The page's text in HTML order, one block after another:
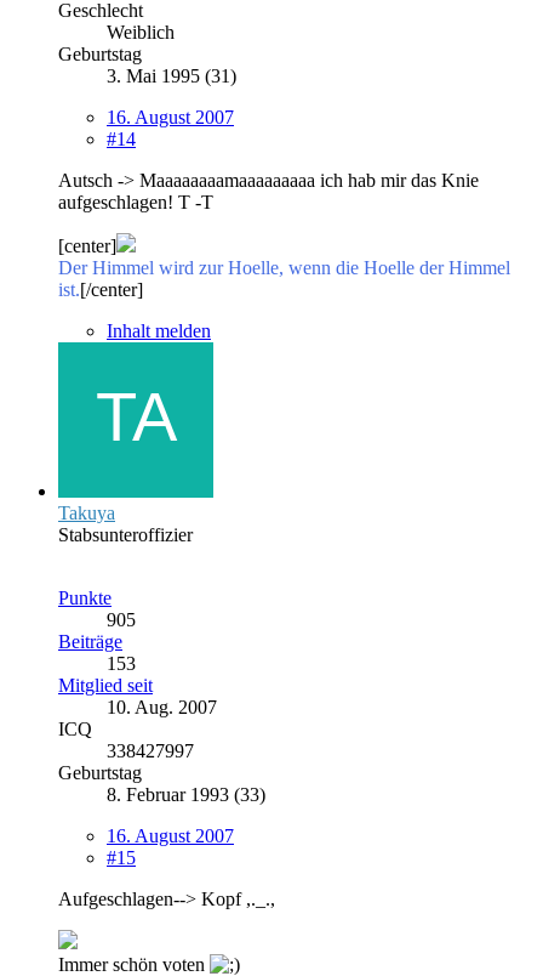
Geschlecht
Weiblich
Geburtstag
3. Mai 1995 (31)
16. August 2007
#14
Autsch -> Maaaaaaaamaaaaaaaaa ich hab mir das Knie
aufgeschlagen! T -T
[center]
Der Himmel wird zur Hoelle, wenn die Hoelle der Himmel
ist.[/center]
Inhalt melden
Takuya
Stabsunteroffizier
Punkte
905
Beiträge
153
Mitglied seit
10. Aug. 2007
ICQ
338427997
Geburtstag
8. Februar 1993 (33)
16. August 2007
#15
Aufgeschlagen--> Kopf ,._.,
Immer schön voten